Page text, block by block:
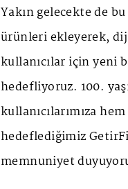
Yakın gelecekte de
ürünleri ekleyerek,
kullanıcılar için yeni
hedefliyoruz. 100.
kullanıcılarımıza
hedeflediğimiz
memnuniyet